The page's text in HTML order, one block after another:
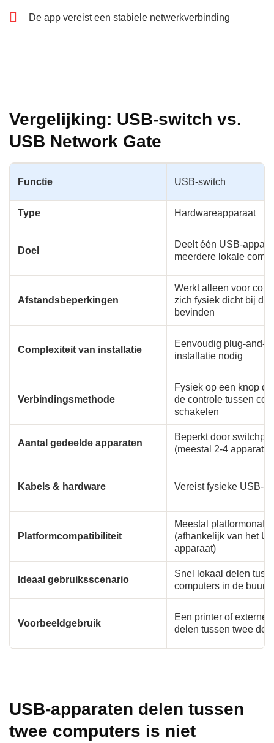
De app vereist een stabiele netwerkverbinding
Vergelijking: USB-switch vs.
USB Network Gate
Functie USB-switch
Type Hardwareapparaat
Doel
Deelt één USB-
meerdere lokale
Afstandsbeperkingen
Werkt alleen voor
zich fysiek dicht bij de
bevinden
Complexiteit van installatie
Eenvoudig plug-and-
installatie nodig
Verbindingsmethode
Fysiek op een knop
de controle tussen
schakelen
Aantal gedeelde apparaten
Beperkt door
(meestal 2-4
Kabels & hardware Vereist fysieke USB-
Platformcompatibiliteit
Meestal
(afhankelijk van het
apparaat)
Ideaal gebruiksscenario
Snel lokaal delen
computers in de buurt
Voorbeeldgebruik
Een printer of externe
delen tussen twee
USB-apparaten delen tussen
twee computers is niet